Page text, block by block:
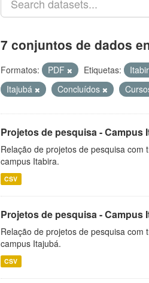
7 conjuntos de dados
Formatos: PDF Etiquetas:
Itajubá
Concluídos
Projetos de pesquisa - Campus
Relação de projetos de pesquisa
campus Itabira.
CSV
Projetos de pesquisa - Campus
Relação de projetos de pesquisa
campus Itajubá.
CSV